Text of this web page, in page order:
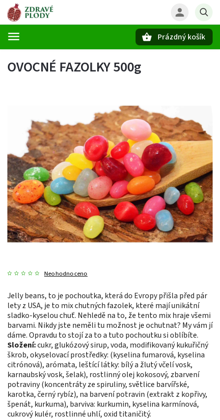
Prázdný košík
OVOCNÉ FAZOLKY 500g
Neohodnoceno
Jelly beans, to je pochoutka, která do Evropy přišla před pár
lety z USA, je to mix chutných fazolek, které mají unikátní
sladko-kyselou chuť. Nehledě na to, že tento mix hraje všemi
barvami. Nikdy jste neměli tu možnost je ochutnat? My vám jí
dáme. Opravdu to stojí za to a tuto pochoutku si oblíbíte.
Složení:cukr, glukózový sirup, voda, modifikovaný kukuřičný
škrob, okyselovací prostředky: (kyselina fumarová, kyselina
citrónová), arómata, leštící látky: bílý a žlutý včelí vosk,
karnaubský vosk, šelak), rostlinný olej kokosový, zbarvení
potraviny (koncentráty ze spiruliny, světlice barvířské,
karotka, černý rybíz), na barvení potravin (extrakt z kopřivy,
špenát, kurkuma), barviva: kurkumin, kyselina karmínová,
cukrový kulér, rostlinné uhlí, oxid titaničitý.